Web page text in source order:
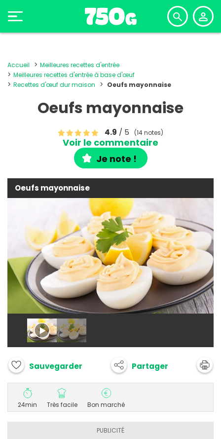
Accueil
Meilleures recettes d'entrée
Meilleures recettes d'entrée à base d'œuf
Recettes d'œuf dur maison
Oeufs mayonnaise
Oeufs mayonnaise
4.9 / 5 (14 notes)
Voir le commentaire
Je note !
Oeufs mayonnaise
Sauvegarder Partager
24min Très facile Bon marché